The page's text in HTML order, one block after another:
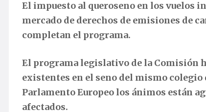
El impuesto al queroseno en los vuelos
mercado de derechos de emisiones de
completan el programa.
El programa legislativo de la Comisión
existentes en el seno del mismo colegio
Parlamento Europeo los ánimos están
afectados.